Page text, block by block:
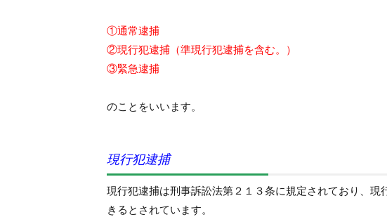
①通常逮捕
②現行犯逮捕（準現行犯逮捕を含む。）
③緊急逮捕
のことをいいます。
現行犯逮捕
現行犯逮捕は刑事訴訟法第２１３条に規定されており、
きるとされています。